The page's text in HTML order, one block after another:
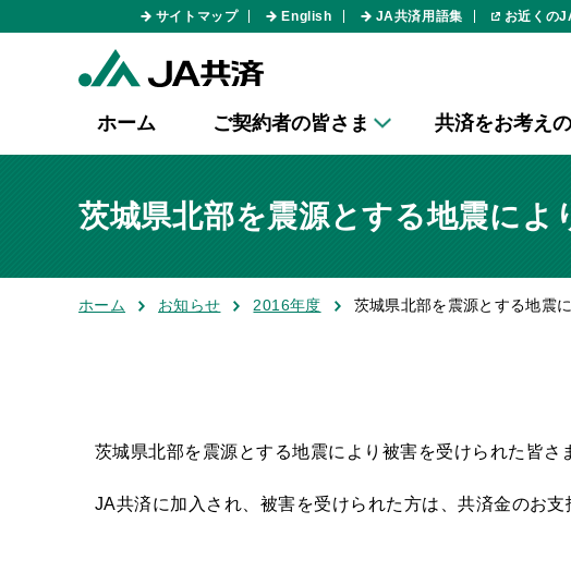
サイトマップ English JA共済用語集 お近くの
ホーム ご契約者の皆さま 共済をお考え
茨城県北部を震源とする地震に
ホーム お知らせ 2016年度 茨城県北部を震源とする地震
茨城県北部を震源とする地震により被害を受けられた皆さ
JA共済に加入され、被害を受けられた方は、共済金のお支